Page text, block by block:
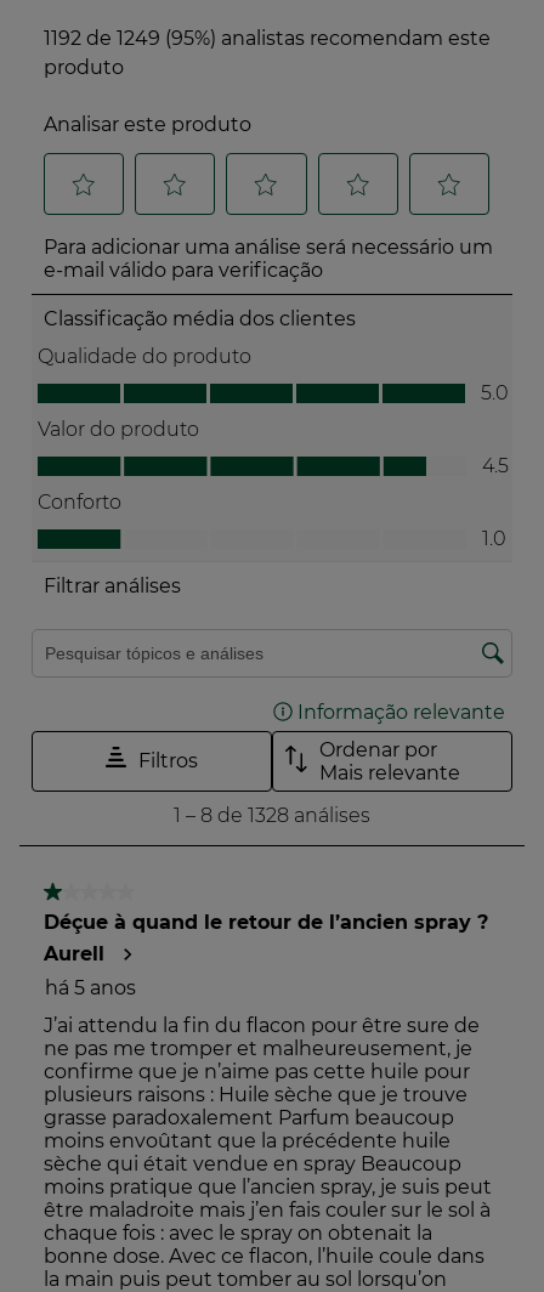
O produto não contém quaisquer ingredientes
ou derivados de origem animal
A Yves Rocher é uma empresa com uma
plantas há mais de 65 anos.
Sabe mais sobre o seu programa de
compromisso Act Beautiful com 10 ações
avaliação do impacto ambiental e social dos
produtos cosméticos, suplementos alimentares e
produtos de saúde e bem-estar familiar.
Desenvolvido em colaboração com 24 marcas
50 critérios para uma maior transparência.
Mais informações